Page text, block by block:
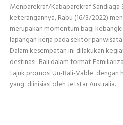
Menparekraf/Kabaparekraf Sandiaga
keterangannya, Rabu (16/3/2022)
merupakan momentum bagi
lapangan kerja pada sektor
Dalam kesempatan ini dilakukan
destinasi Bali dalam format
tajuk promosi Un-Bali-Vable dengan
yang diinisiasi oleh Jetstar Australia.